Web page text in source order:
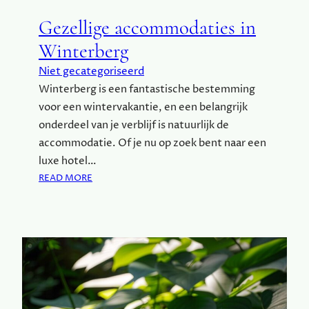
K
A
A
R
T
E
E
N
H
P
A
C
T
O
Gezellige accommodaties in
Winterberg
Niet gecategoriseerd
Winterberg is een fantastische bestemming
voor een wintervakantie, en een belangrijk
onderdeel van je verblijf is natuurlijk de
accommodatie. Of je nu op zoek bent naar een
luxe hotel…
READ MORE
E
L
L
I
G